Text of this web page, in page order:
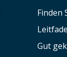
Finden
Gut